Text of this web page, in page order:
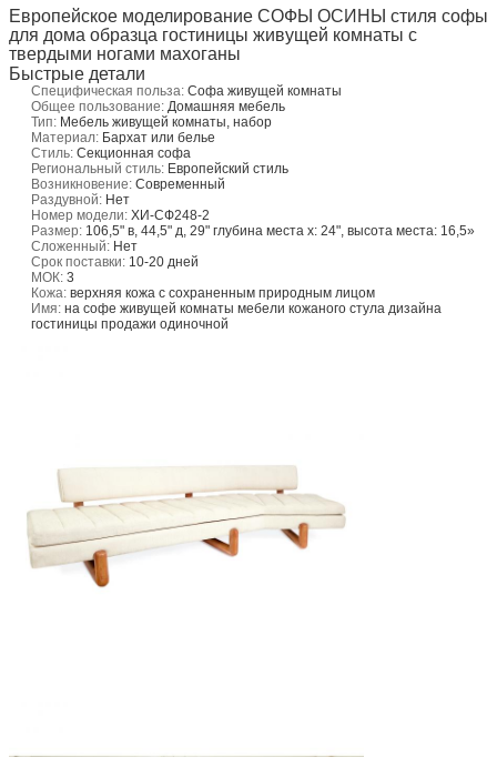
Европейское моделирование СОФЫ ОСИНЫ стиля софы
для дома образца гостиницы живущей комнаты с
твердыми ногами махоганы
Быстрые детали
Специфическая польза: Софа живущей комнаты
Общее пользование: Домашняя мебель
Тип: Мебель живущей комнаты, набор
Материал: Бархат или белье
Стиль: Секционная софа
Региональный стиль: Европейский стиль
Возникновение: Современный
Раздувной: Нет
Номер модели: ХИ-СФ248-2
Размер: 106,5" в, 44,5" д, 29" глубина места х: 24", высота места: 16,5»
Сложенный: Нет
Срок поставки: 10-20 дней
МОК: 3
Кожа: верхняя кожа с сохраненным природным лицом
Имя: на софе живущей комнаты мебели кожаного стула дизайна
гостиницы продажи одиночной